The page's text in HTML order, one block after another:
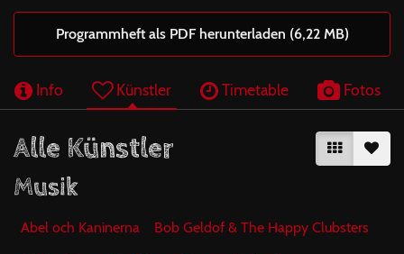
Programmheft als PDF herunterladen (6,22 MB)
Info Künstler Timetable Fotos
Alle Künstler
Musik
Abel och Kaninerna Bob Geldof & The Happy Clubsters